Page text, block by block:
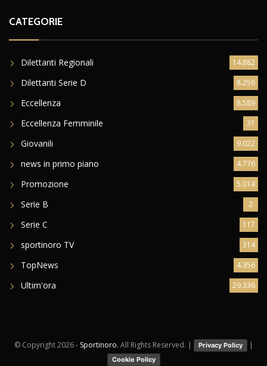
CATEGORIE
Dilettanti Regionali 14.882
Dilettanti Serie D 8.256
Eccellenza 8.589
Eccellenza Femminile 31
Giovanili 9.022
news in primo piano 4.776
Promozione 5.014
Serie B 2
Serie C 117
sportinoro TV 314
TopNews 4.356
Ultim'ora 29.336
© Copyright2026 - Sportinoro. All Rights Reserved. | Privacy Policy |
Cookie Policy